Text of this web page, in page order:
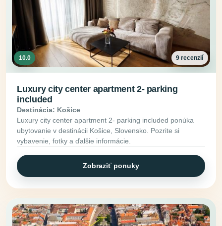
10.0 9 recenzií
Luxury city center apartment 2- parking
included
Destinácia: Košice
Luxury city center apartment 2- parking included ponúka
ubytovanie v destinácii Košice, Slovensko. Pozrite si
vybavenie, fotky a ďalšie informácie.
Zobraziť ponuky